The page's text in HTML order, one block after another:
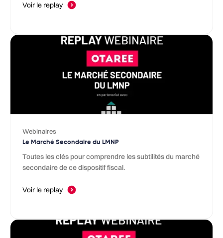
Voir le replay
Webinaires
Le Marché Secondaire du LMNP
Toutes les clés pour comprendre les subtilités du marché
secondaire de ce dispositif fiscal.
Voir le replay